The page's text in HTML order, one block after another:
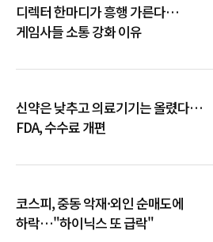
디렉터 한마디가 흥행 가른다…
게임사들 소통 강화 이유
신약은 낮추고 의료기기는 올렸다…
FDA, 수수료 개편
코스피, 중동 악재·외인 순매도에
하락…"하이닉스 또 급락"